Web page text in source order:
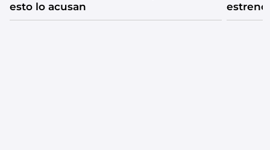
esto lo acusan
estrenó